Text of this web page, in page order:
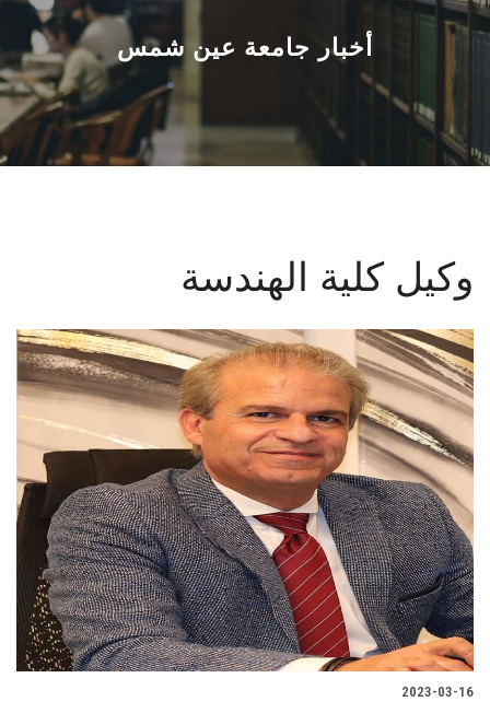
القطاعـات
الشئون الأكاديمية
البحث العلمي
الأنظمة الذكية
الإعلام
تواصل معنا
الطلاب
هيئة التدريس
الدراسات العليا
أخبار جامعة عين شمس
وكيل كلية الهندسة
2023-03-16